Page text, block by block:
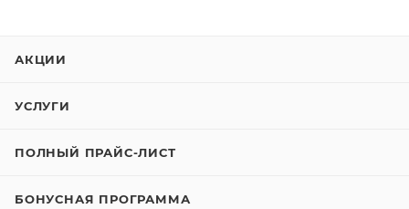
АКЦИИ
УСЛУГИ
ПОЛНЫЙ ПРАЙС-ЛИСТ
БОНУСНАЯ ПРОГРАММА